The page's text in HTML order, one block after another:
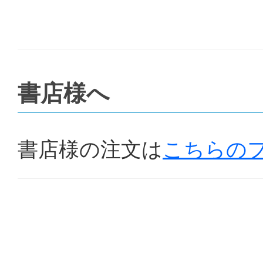
書店様へ
書店様の注文は こちらの